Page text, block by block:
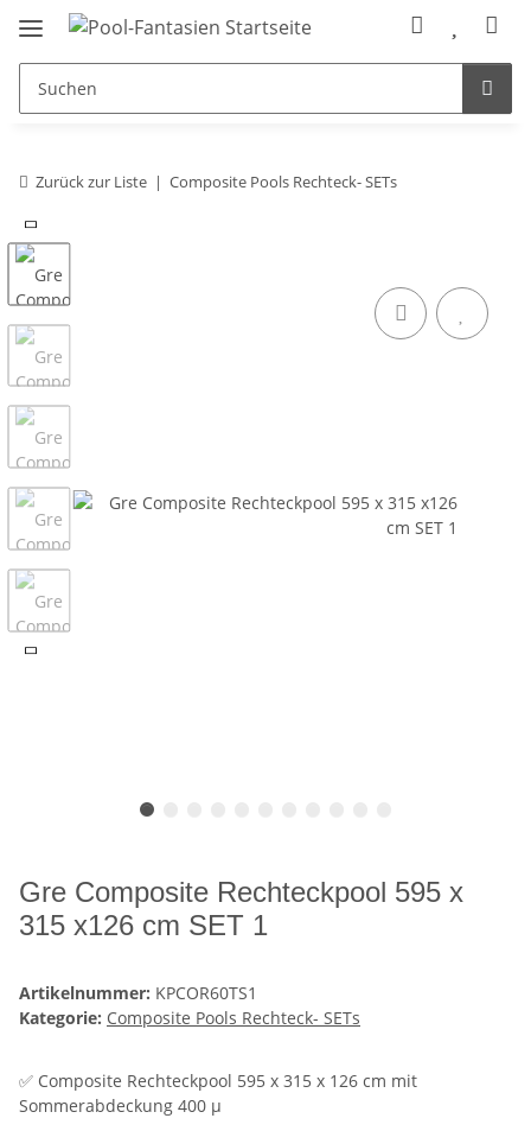
Zurück zur Liste Composite Pools Rechteck- SETs
Gre Composite Rechteckpool 595 x
315 x126 cm SET 1
Artikelnummer: KPCOR60TS1
Kategorie: Composite Pools Rechteck- SETs
✅ Composite Rechteckpool 595 x 315 x 126 cm mit
Sommerabdeckung 400 µ